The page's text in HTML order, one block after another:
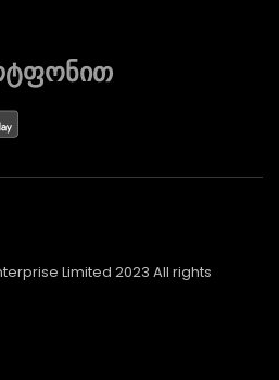
Limited 2023 All rights